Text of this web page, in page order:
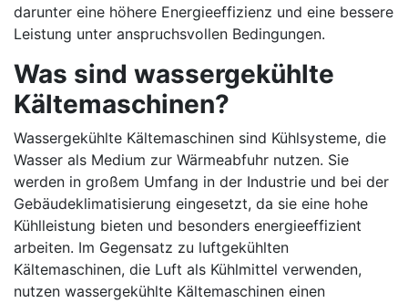
darunter eine höhere Energieeffizienz und eine bessere
Leistung unter anspruchsvollen Bedingungen.
Was sind wassergekühlte
Kältemaschinen?
Wassergekühlte Kältemaschinen sind Kühlsysteme, die
Wasser als Medium zur Wärmeabfuhr nutzen. Sie
werden in großem Umfang in der Industrie und bei der
Gebäudeklimatisierung eingesetzt, da sie eine hohe
Kühlleistung bieten und besonders energieeffizient
arbeiten. Im Gegensatz zu luftgekühlten
Kältemaschinen, die Luft als Kühlmittel verwenden,
nutzen wassergekühlte Kältemaschinen einen